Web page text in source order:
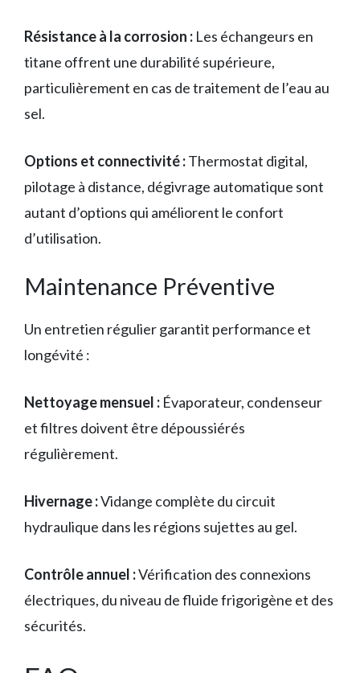
Résistance à la corrosion : Les échangeurs en
titane offrent une durabilité supérieure,
particulièrement en cas de traitement de l’eau au
sel.
Options et connectivité :Thermostat digital,
pilotage à distance, dégivrage automatique sont
autant d’options qui améliorent le confort
d’utilisation.
Maintenance Préventive
Un entretien régulier garantit performance et
longévité :
Nettoyage mensuel : Évaporateur, condenseur
et filtres doivent être dépoussiérés
régulièrement.
Hivernage :Vidange complète du circuit
hydraulique dans les régions sujettes au gel.
Contrôle annuel :Vérification des connexions
électriques, du niveau de fluide frigorigène et des
sécurités.